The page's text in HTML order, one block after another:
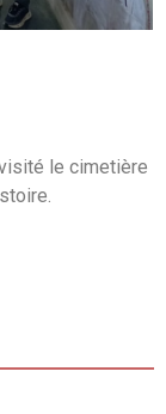
le cimetière